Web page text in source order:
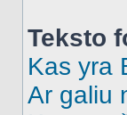
Teksto
Kas yra
Ar galiu